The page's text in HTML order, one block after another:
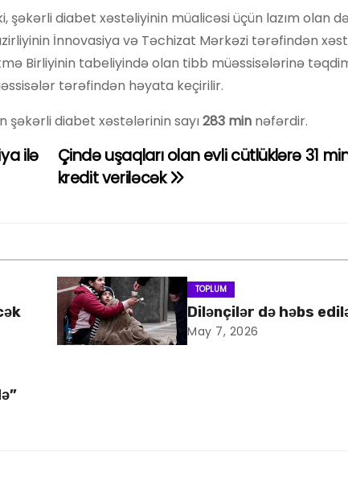
şəkərli diabet xəstəliyinin müalicəsi üçün lazım olan
İnnovasiya və Təchizat Mərkəzi tərəfindən
Birliyinin tabeliyində olan tibb müəssisələrinə
tərəfindən həyata keçirilir.
şəkərli diabet xəstələrinin sayı283 min nəfərdir.
Çində uşaqları olan evli cütlüklərə 31
kredit veriləcək
ilə
TOPLUM
Dilənçilər də həbs
May 7, 2026